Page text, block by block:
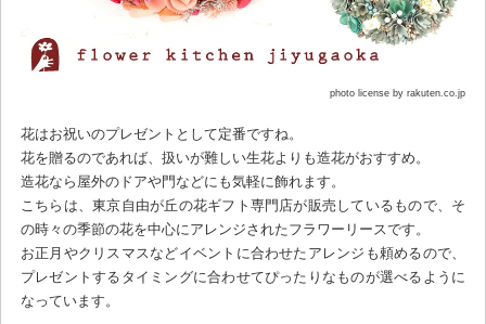
photo license by rakuten.co.jp
花はお祝いのプレゼントとして定番ですね。
花を贈るのであれば、扱いが難しい生花よりも造花がおすすめ。
造花なら屋外のドアや門などにも気軽に飾れます。
こちらは、東京自由が丘の花ギフト専門店が販売しているもので、そ
の時々の季節の花を中心にアレンジされたフラワーリースです。
お正月やクリスマスなどイベントに合わせたアレンジも頼めるので、
プレゼントするタイミングに合わせてぴったりなものが選べるように
なっています。